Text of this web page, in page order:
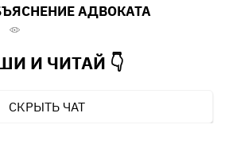
АДВОКАТА
И ЧИТАЙ 👇
СКРЫТЬ ЧАТ